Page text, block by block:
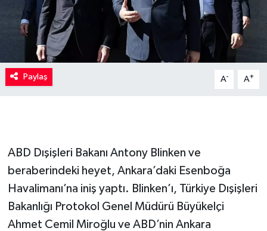
Paylaş A- A+
ABD Dışişleri Bakanı Antony Blinken ve
beraberindeki heyet, Ankara’daki Esenboğa
Havalimanı’na iniş yaptı. Blinken’ı, Türkiye Dışişleri
Bakanlığı Protokol Genel Müdürü Büyükelçi
Ahmet Cemil Miroğlu ve ABD’nin Ankara